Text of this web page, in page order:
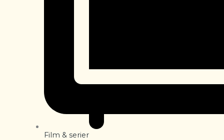
Film & serier